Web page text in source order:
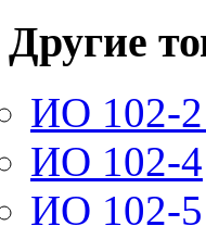
Другие
ИО 102-
ИО 102-4
ИО 102-